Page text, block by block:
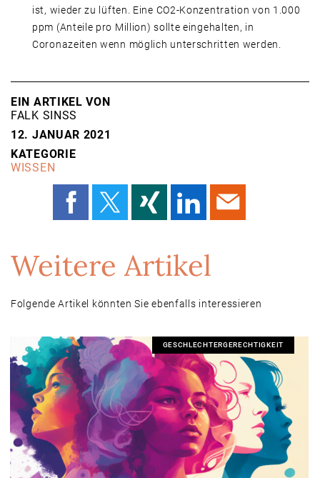
ist, wieder zu lüften. Eine CO2-Konzentration von 1.000
ppm (Anteile pro Million) sollte eingehalten, in
Coronazeiten wenn möglich unterschritten werden.
EIN ARTIKEL VON
FALK SINSS
12. JANUAR 2021
KATEGORIE
WISSEN
Weitere Artikel
Folgende Artikel könnten Sie ebenfalls interessieren
GESCHLECHTERGERECHTIGKEIT